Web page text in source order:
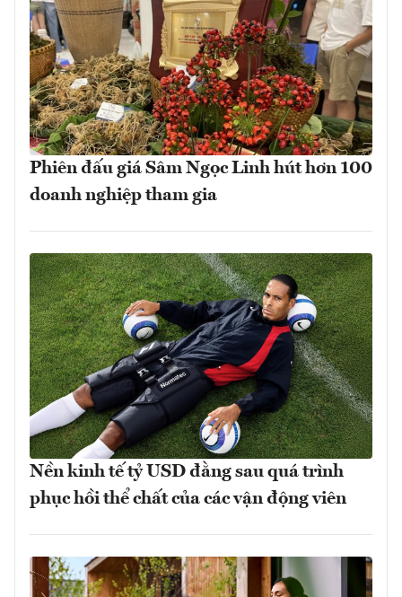
Phiên đấu giá Sâm Ngọc Linh hút hơn 100
doanh nghiệp tham gia
Nền kinh tế tỷ USD đằng sau quá trình
phục hồi thể chất của các vận động viên